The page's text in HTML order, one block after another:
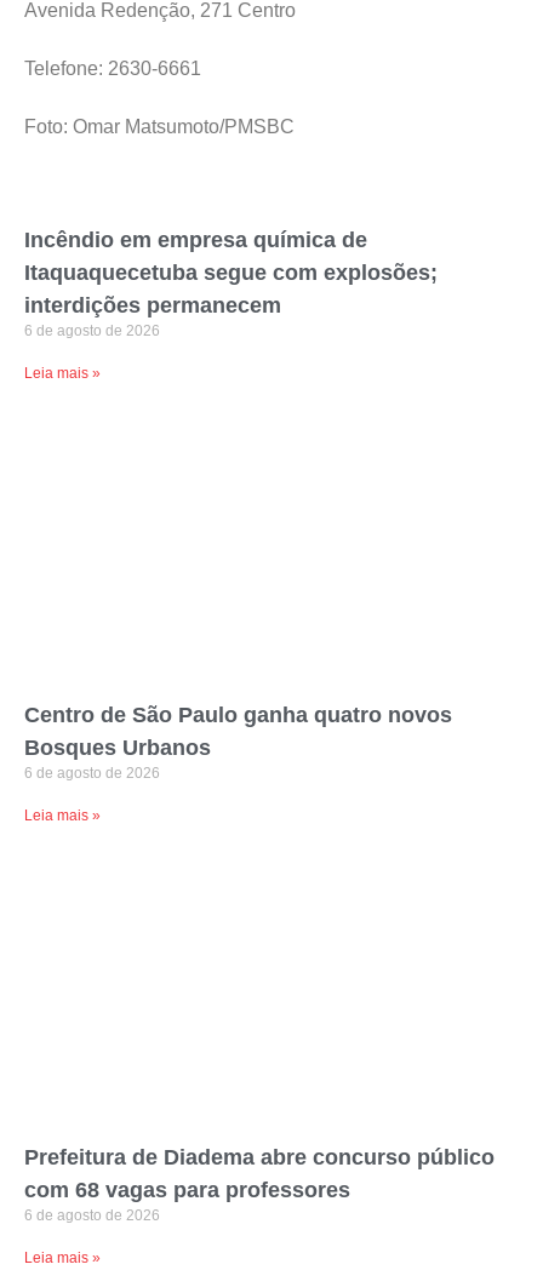
Avenida Redenção, 271 Centro
Telefone: 2630-6661
Foto: Omar Matsumoto/PMSBC
Incêndio em empresa química de
Itaquaquecetuba segue com explosões;
interdições permanecem
6 de agosto de 2026
Leia mais »
Centro de São Paulo ganha quatro novos
Bosques Urbanos
6 de agosto de 2026
Leia mais »
Prefeitura de Diadema abre concurso público
com 68 vagas para professores
6 de agosto de 2026
Leia mais »